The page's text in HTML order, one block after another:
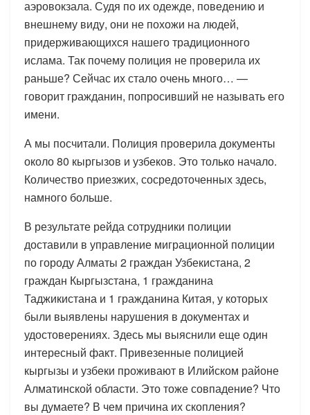
аэровокзала. Судя по их одежде, поведению и
внешнему виду, они не похожи на людей,
придерживающихся нашего традиционного
ислама. Так почему полиция не проверила их
раньше? Сейчас их стало очень много… —
говорит гражданин, попросивший не называть его
имени.
А мы посчитали. Полиция проверила документы
около 80 кыргызов и узбеков. Это только начало.
Количество приезжих, сосредоточенных здесь,
намного больше.
В результате рейда сотрудники полиции
доставили в управление миграционной полиции
по городу Алматы 2 граждан Узбекистана, 2
граждан Кыргызстана, 1 гражданина
Таджикистана и 1 гражданина Китая, у которых
были выявлены нарушения в документах и
удостоверениях. Здесь мы выяснили еще один
интересный факт. Привезенные полицией
кыргызы и узбеки проживают в Илийском районе
Алматинской области. Это тоже совпадение? Что
вы думаете? В чем причина их скопления?